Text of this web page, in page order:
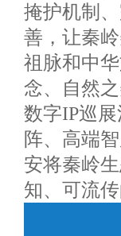
掩护机制
善，让秦
祖脉和中
念、自然
数字IP巡
阵、高端
安将秦岭
知、可流传